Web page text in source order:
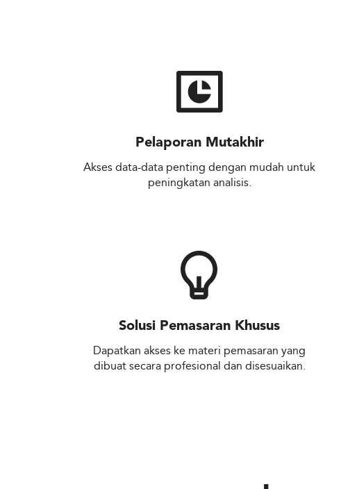
Pelaporan Mutakhir
Akses data-data penting dengan mudah untuk
peningkatan analisis.
Solusi Pemasaran Khusus
Dapatkan akses ke materi pemasaran yang
dibuat secara profesional dan disesuaikan.